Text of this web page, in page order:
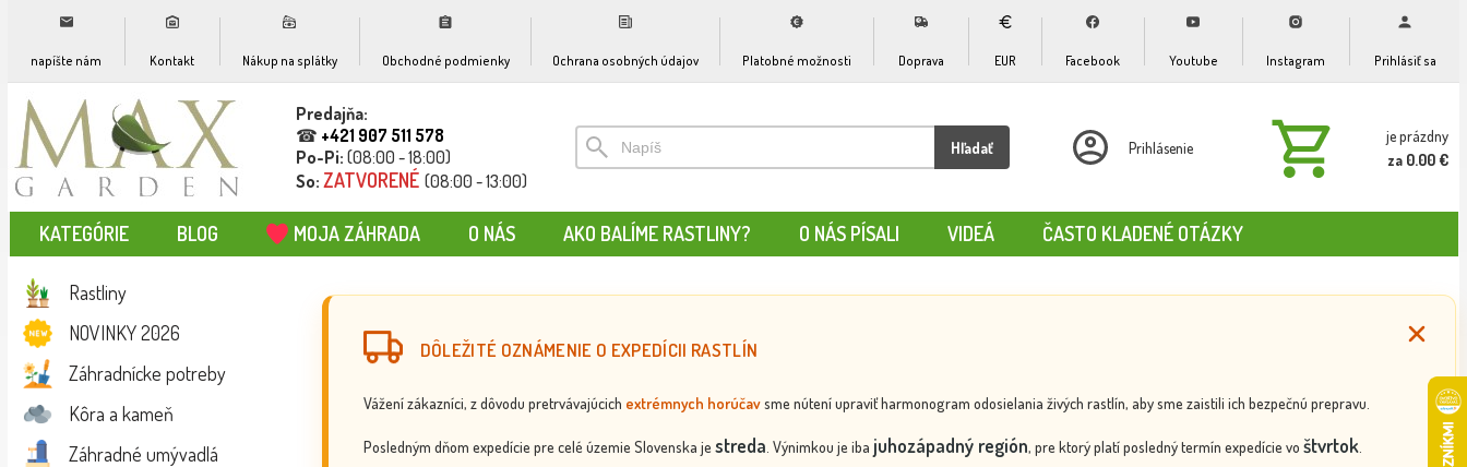
napíšte nám Kontakt Nákup na splátky Obchodné podmienky Ochrana osobných údajov Platobné možnosti Doprava EUR Facebook Youtube Instagram Prihlásiť sa
Predajňa:
☎ +421 907 511 578
Po-Pi: (08:00 - 18:00)
So: ZATVORENÉ (08:00 - 13:00)
Hľadať Prihlásenie
je prázdny
za 0.00 €
KATEGÓRIE BLOG MOJA ZÁHRADA O NÁS AKO BALÍME RASTLINY? O NÁS PÍSALI VIDEÁ ČASTO KLADENÉ OTÁZKY
Rastliny
NOVINKY 2026
Záhradnícke potreby
Kôra a kameň
Záhradné umývadlá
DÔLEŽITÉ OZNÁMENIE O EXPEDÍCII RASTLÍN
Vážení zákazníci, z dôvodu pretrvávajúcich extrémnych horúčavsme nútení upraviť harmonogram odosielania živých rastlín, aby sme zaistili ich bezpečnú prepravu.
Posledným dňom expedície pre celé územie Slovenska je streda . Výnimkou je iba juhozápadný región, pre ktorý platí posledný termín expedície vo štvrtok.